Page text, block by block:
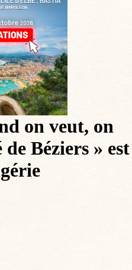
on veut, on
Béziers » est